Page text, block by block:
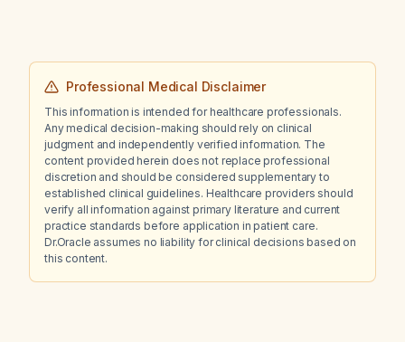
Professional Medical Disclaimer
This information is intended for healthcare professionals.
Any medical decision-making should rely on clinical
judgment and independently verified information. The
content provided herein does not replace professional
discretion and should be considered supplementary to
established clinical guidelines. Healthcare providers should
verify all information against primary literature and current
practice standards before application in patient care.
Dr.Oracle assumes no liability for clinical decisions based on
this content.